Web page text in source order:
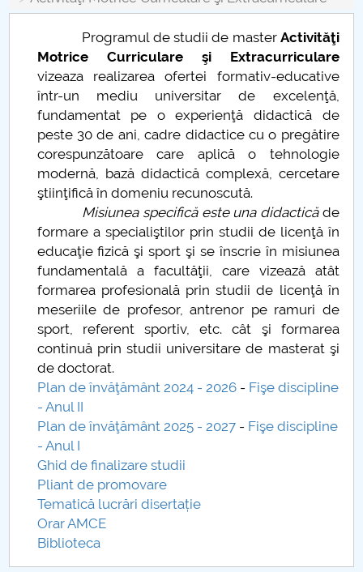
Nr. de telefon si adrese Facultăți
Admitere
Români de pretutindeni - ADMITERE
Senat
Facultăți
Studenți
Ghiduri pentru STUDENȚI
Relații Publice
Relații Internaționale
PNRR
Proiect PRIM STUD
Proiect SU-ETIC
Protecția datelor personale
UNIVERSITATE pentru comunitate
Programul de studii de master Activităţi
Motrice Curriculare şi Extracurriculare
vizeaza realizarea ofertei formativ-educative
într-un mediu universitar de excelenţă,
fundamentat pe o experienţă didactică de
peste 30 de ani, cadre didactice cu o pregătire
corespunzătoare care aplică o tehnologie
modernă, bază didactică complexă, cercetare
ştiinţifică în domeniu recunoscută.
Misiunea specifică este una didacticăde
formare a specialiştilor prin studii de licenţă în
educaţie fizică şi sport şi se înscrie în misiunea
fundamentală a facultăţii, care vizează atât
formarea profesională prin studii de licenţă în
meseriile de profesor, antrenor pe ramuri de
sport, referent sportiv, etc. cât şi formarea
continuă prin studii universitare de masterat şi
de doctorat.
Plan de învăţământ 2024 - 2026- Fişe discipline
- Anul II
Plan de învăţământ 2025 - 2027- Fişe discipline
- Anul I
Ghid de finalizare studii
Pliant de promovare
Tematică lucrări disertație
Orar AMCE
Biblioteca